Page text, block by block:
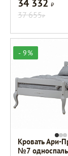
34 332Р
37 655Р
- 9%
Кровать Ари-
№7